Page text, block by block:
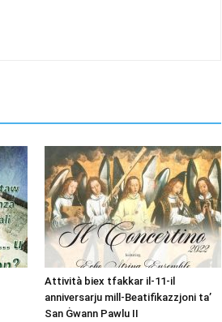
Attività biex tfakkar il-11-il
anniversarju mill-Beatifikazzjoni ta’
San Ġwann Pawlu II